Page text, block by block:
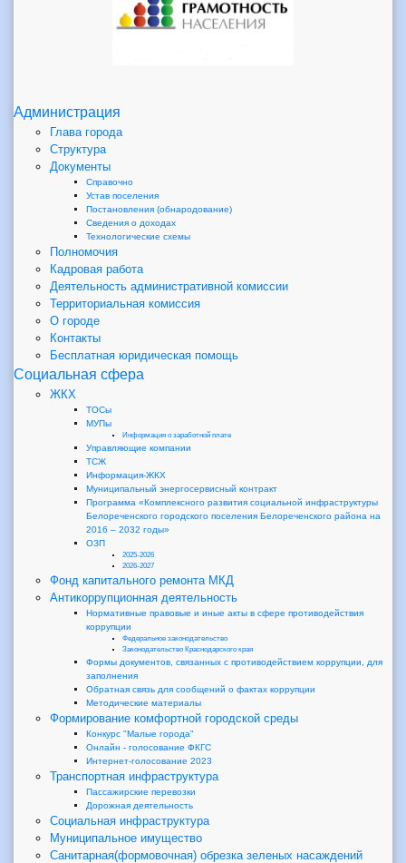
Администрация
Глава города
Структура
Документы
Справочно
Устав поселения
Постановления (обнародование)
Сведения о доходах
Технологические схемы
Полномочия
Кадровая работа
Деятельность административной комиссии
Территориальная комиссия
О городе
Контакты
Бесплатная юридическая помощь
Социальная сфера
ЖКХ
ТОСы
МУПы
Информация о заработной плате
Управляющие компании
ТСЖ
Информация-ЖКХ
Муниципальный энергосервисный контракт
Программа «Комплексного развития социальной инфраструктуры
Белореченского городского поселения Белореченского района на
2016 – 2032 годы»
ОЗП
2025-2026
2026-2027
Фонд капитального ремонта МКД
Антикоррупционная деятельность
Нормативные правовые и иные акты в сфере противодействия
коррупции
Федеральное законодательство
Законодательство Краснодарского края
Формы документов, связанных с противодействием коррупции, для
заполнения
Обратная связь для сообщений о фактах коррупции
Методические материалы
Формирование комфортной городской среды
Конкурс "Малые города"
Онлайн - голосование ФКГС
Интернет-голосование 2023
Транспортная инфраструктура
Пассажирские перевозки
Дорожная деятельность
Социальная инфраструктура
Муниципальное имущество
Санитарная(формовочная) обрезка зеленых насаждений